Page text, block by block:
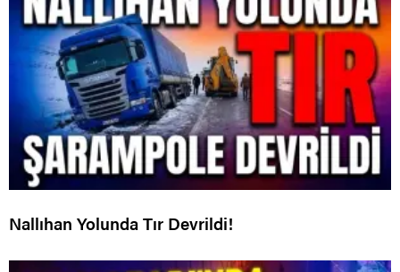
Nallıhan Yolunda Tır Devrildi!